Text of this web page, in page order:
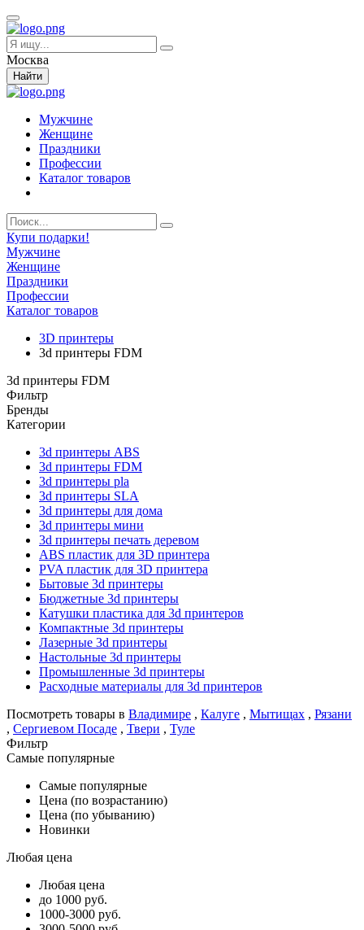
Москва
Найти
Мужчине
Женщине
Праздники
Профессии
Каталог товаров
Купи подарки!
Мужчине
Женщине
Праздники
Профессии
Каталог товаров
3D принтеры
3d принтеры FDM
3d принтеры FDM
Фильтр
Бренды
Категории
3d принтеры ABS
3d принтеры FDM
3d принтеры pla
3d принтеры SLA
3d принтеры для дома
3d принтеры мини
3d принтеры печать деревом
ABS пластик для 3D принтера
PVA пластик для 3D принтера
Бытовые 3d принтеры
Бюджетные 3d принтеры
Катушки пластика для 3d принтеров
Компактные 3d принтеры
Лазерные 3d принтеры
Настольные 3d принтеры
Промышленные 3d принтеры
Расходные материалы для 3d принтеров
Посмотреть товары в Владимире , Калуге , Мытищах , Рязани
, Сергиевом Посаде , Твери , Туле
Фильтр
Самые популярные
Самые популярные
Цена (по возрастанию)
Цена (по убыванию)
Новинки
Любая цена
Любая цена
до 1000 руб.
1000-3000 руб.